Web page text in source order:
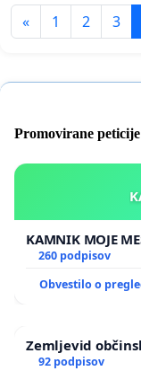
« 1 2 3
Promovirane
KAMNIK
260 podpisov
Obvestilo o
Zemljevid
92 podpisov